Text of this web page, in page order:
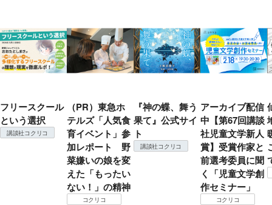
フリースクール
という選択
講談社コクリコ
（PR）東急ホ
テルズ「人気食
育イベント」参
加レポート 野
菜嫌いの娘を変
えた「もったい
ない！」の精神
コクリコ
『神の蝶、舞う
果て』公式サイ
ト
講談社コクリコ
アーカイブ配信
中【第67回講談
社児童文学新人
賞】受賞作家と
前選考委員に聞
く「児童文学創
作セミナー」
コクリコ